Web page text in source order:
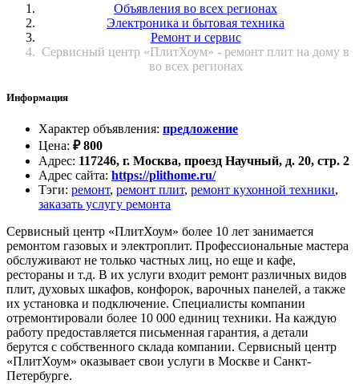
Объявления во всех регионах
Электроника и бытовая техника
Ремонт и сервис
Сервисный центр «ПлитХоум» - ремонт плит на дому в
во всех регионах
Информация
Характер объявления: предложение
Цена: ₽800
Адрес: 117246, г. Москва, проезд Научный, д. 20, стр. 2
Адрес сайта: https://plithome.ru/
Тэги: ремонт, ремонт плит, ремонт кухонной техники,
заказать услугу ремонта
Сервисный центр «ПлитХоум» более 10 лет занимается
ремонтом газовых и электроплит. Профессиональные мастера
обслуживают не только частных лиц, но еще и кафе,
рестораны и т.д. В их услуги входит ремонт различных видов
плит, духовых шкафов, конфорок, варочных панелей, а также
их установка и подключение. Специалисты компании
отремонтировали более 10 000 единиц техники. На каждую
работу предоставляется письменная гарантия, а детали
берутся с собственного склада компании. Сервисный центр
«ПлитХоум» оказывает свои услуги в Москве и Санкт-
Петербурге.